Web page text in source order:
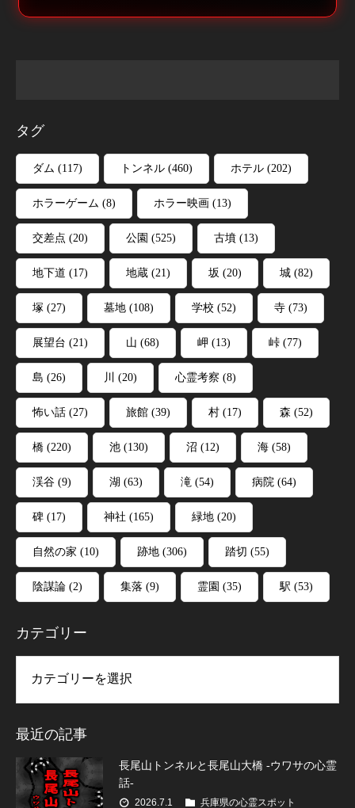
タグ
ダム (117) トンネル (460) ホテル (202)
ホラーゲーム (8) ホラー映画 (13)
交差点 (20) 公園 (525) 古墳 (13)
地下道 (17) 地蔵 (21) 坂 (20) 城 (82)
塚 (27) 墓地 (108) 学校 (52) 寺 (73)
展望台 (21) 山 (68) 岬 (13) 峠 (77)
島 (26) 川 (20) 心霊考察 (8)
怖い話 (27) 旅館 (39) 村 (17) 森 (52)
橋 (220) 池 (130) 沼 (12) 海 (58)
渓谷 (9) 湖 (63) 滝 (54) 病院 (64)
碑 (17) 神社 (165) 緑地 (20)
自然の家 (10) 跡地 (306) 踏切 (55)
陰謀論 (2) 集落 (9) 霊園 (35) 駅 (53)
カテゴリー
最近の記事
長尾山トンネルと長尾山大橋 -ウワサの心霊
話-
2026.7.1 兵庫県の心霊スポット